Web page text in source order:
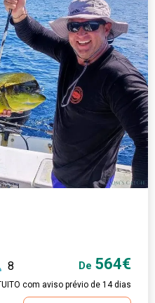
8 De 564€
com aviso prévio de 14 dias